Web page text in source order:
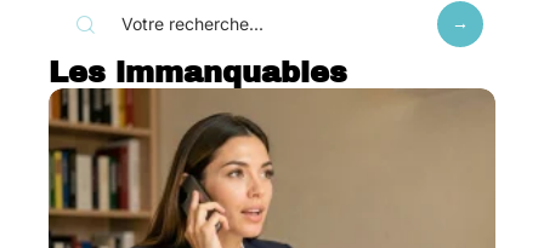
Les immanquables